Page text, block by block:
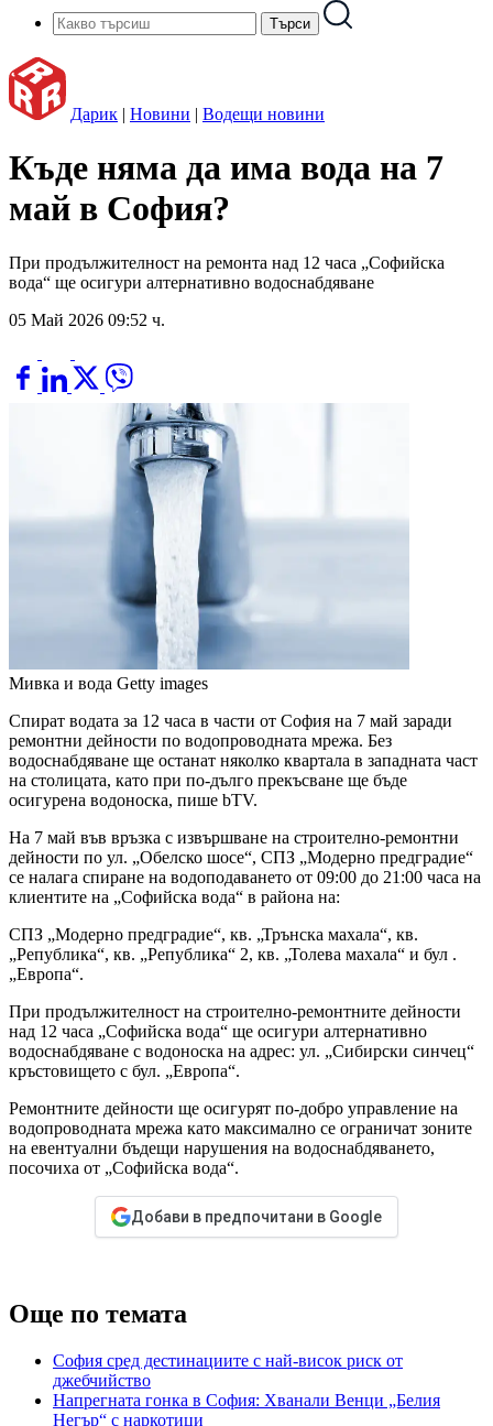
Дарик | Новини | Водещи новини
Къде няма да има вода на 7
май в София?
При продължителност на ремонта над 12 часа „Софийска
вода“ ще осигури алтернативно водоснабдяване
05 Май 2026 09:52 ч.
Мивка и вода Getty images
Спират водата за 12 часа в части от София на 7 май заради
ремонтни дейности по водопроводната мрежа. Без
водоснабдяване ще останат няколко квартала в западната част
на столицата, като при по-дълго прекъсване ще бъде
осигурена водоноска, пише bTV.
На 7 май във връзка с извършване на строително-ремонтни
дейности по ул. „Обелско шосе“, СПЗ „Модерно предградие“
се налага спиране на водоподаването от 09:00 до 21:00 часа на
клиентите на „Софийска вода“ в района на:
СПЗ „Модерно предградие“, кв. „Трънска махала“, кв.
„Република“, кв. „Република“ 2, кв. „Толева махала“ и бул .
„Европа“.
При продължителност на строително-ремонтните дейности
над 12 часа „Софийска вода“ ще осигури алтернативно
водоснабдяване с водоноска на адрес: ул. „Сибирски синчец“
кръстовището с бул. „Европа“.
Ремонтните дейности ще осигурят по-добро управление на
водопроводната мрежа като максимално се ограничат зоните
на евентуални бъдещи нарушения на водоснабдяването,
посочиха от „Софийска вода“.
Добави в предпочитани в Google
Още по темата
София сред дестинациите с най-висок риск от
джебчийство
Напрегната гонка в София: Хванали Венци „Белия
Негър“ с наркотици